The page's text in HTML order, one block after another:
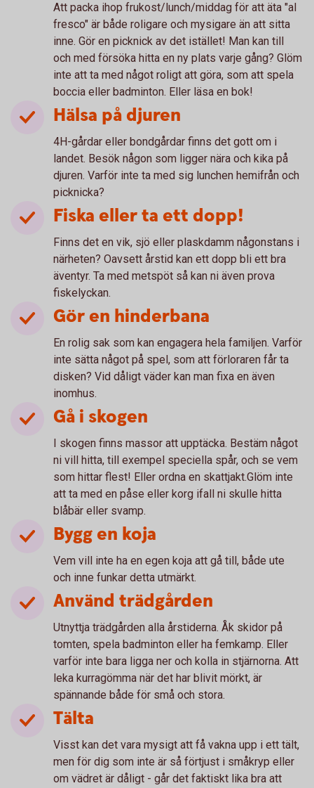
Att packa ihop frukost/lunch/middag för att äta "al
fresco" är både roligare och mysigare än att sitta
inne. Gör en picknick av det istället! Man kan till
och med försöka hitta en ny plats varje gång? Glöm
inte att ta med något roligt att göra, som att spela
boccia eller badminton. Eller läsa en bok!
Hälsa på djuren
4H-gårdar eller bondgårdar finns det gott om i
landet. Besök någon som ligger nära och kika på
djuren. Varför inte ta med sig lunchen hemifrån och
picknicka?
Fiska eller ta ett dopp!
Finns det en vik, sjö eller plaskdamm någonstans i
närheten? Oavsett årstid kan ett dopp bli ett bra
äventyr. Ta med metspöt så kan ni även prova
fiskelyckan.
Gör en hinderbana
En rolig sak som kan engagera hela familjen. Varför
inte sätta något på spel, som att förloraren får ta
disken? Vid dåligt väder kan man fixa en även
inomhus.
Gå i skogen
I skogen finns massor att upptäcka. Bestäm något
ni vill hitta, till exempel speciella spår, och se vem
som hittar flest! Eller ordna en skattjakt.Glöm inte
att ta med en påse eller korg ifall ni skulle hitta
blåbär eller svamp.
Bygg en koja
Vem vill inte ha en egen koja att gå till, både ute
och inne funkar detta utmärkt.
Använd trädgården
Utnyttja trädgården alla årstiderna. Åk skidor på
tomten, spela badminton eller ha femkamp. Eller
varför inte bara ligga ner och kolla in stjärnorna. Att
leka kurragömma när det har blivit mörkt, är
spännande både för små och stora.
Tälta
Visst kan det vara mysigt att få vakna upp i ett tält,
men för dig som inte är så förtjust i småkryp eller
om vädret är dåligt - går det faktiskt lika bra att